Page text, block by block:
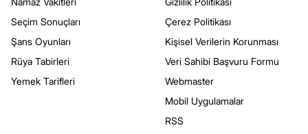
Seçim Sonuçları
Şans Oyunları
Rüya Tabirleri
Yemek Tarifleri
Çerez Politikası
Kişisel Verilerin Korunması
Veri Sahibi Başvuru Formu
Webmaster
Mobil Uygulamalar
RSS